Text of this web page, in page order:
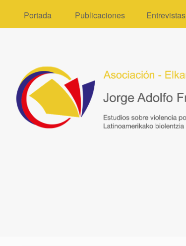
Portada Publicaciones Entrevistas